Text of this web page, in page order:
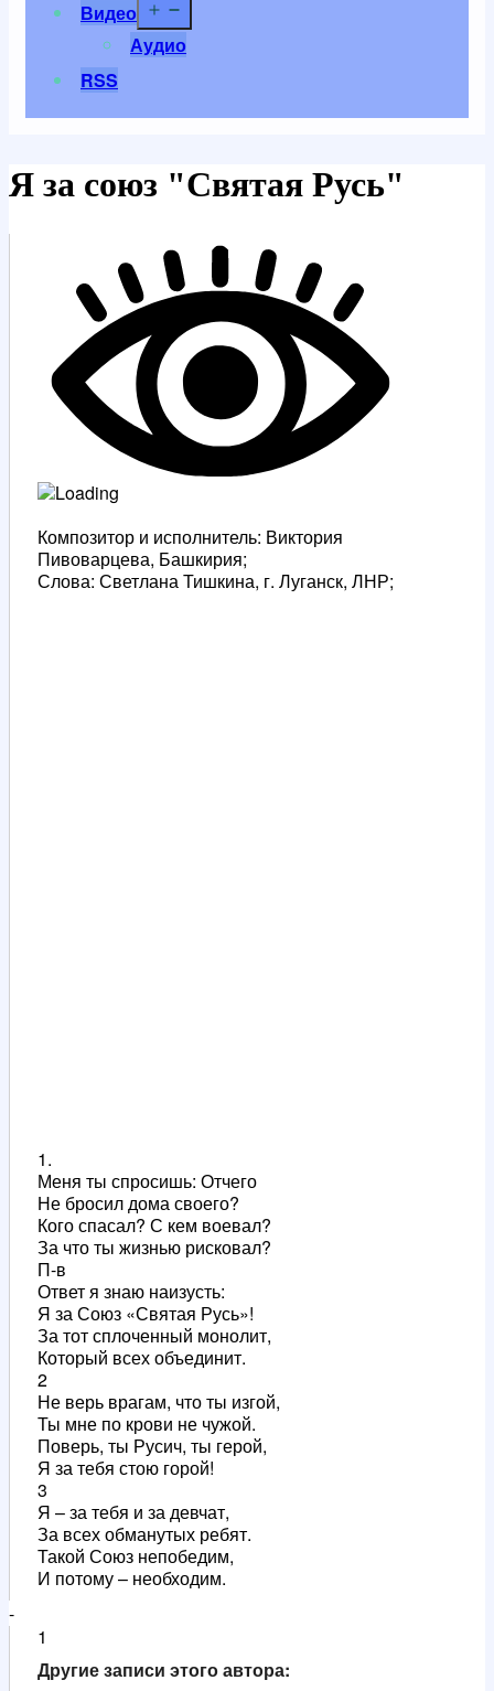
Видео
Аудио
RSS
Я за союз "Святая Русь"
Композитор и исполнитель: Виктория
Пивоварцева, Башкирия;
Слова: Светлана Тишкина, г. Луганск, ЛНР;
1.
Меня ты спросишь: Отчего
Не бросил дома своего?
Кого спасал? С кем воевал?
За что ты жизнью рисковал?
П-в
Ответ я знаю наизусть:
Я за Союз «Святая Русь»!
За тот сплоченный монолит,
Который всех объединит.
2
Не верь врагам, что ты изгой,
Ты мне по крови не чужой.
Поверь, ты Русич, ты герой,
Я за тебя стою горой!
3
Я – за тебя и за девчат,
За всех обманутых ребят.
Такой Союз непобедим,
И потому – необходим.
-
1
Другие записи этого автора: